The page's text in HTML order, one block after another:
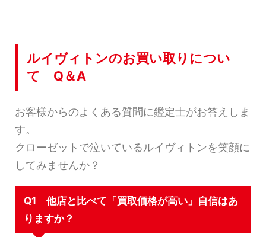
ルイヴィトンのお買い取りについ
て Q＆A
お客様からのよくある質問に鑑定士がお答えしま
す。
クローゼットで泣いているルイヴィトンを笑顔に
してみませんか？
Q1 他店と比べて「買取価格が高い」自信はあ
りますか？